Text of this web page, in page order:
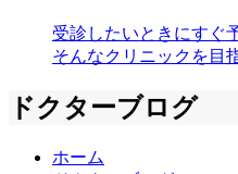
受診したいときにすぐ
そんなクリニックを目
ドクターブログ
ホーム